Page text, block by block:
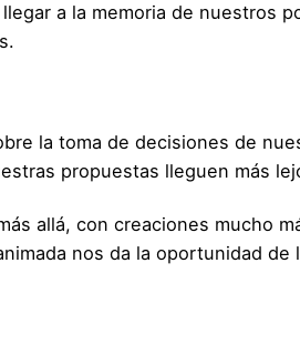
a la memoria de nuestros
la toma de decisiones de
propuestas lleguen más
allá, con creaciones mucho
nos da la oportunidad